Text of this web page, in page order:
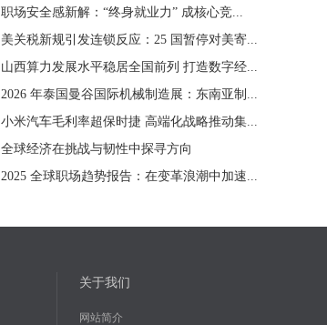
职场安全感新解：“终身就业力” 成核心竞...
美关税新规引发连锁反应：25 国暂停对美寄...
山西算力发展水平稳居全国前列 打造数字经...
2026 年泰国曼谷国际机械制造展：东南亚制...
小米汽车毛利率超保时捷 高端化战略推动集...
全球经济在挑战与韧性中探寻方向
2025 全球职场趋势报告：在变革浪潮中加速...
关于我们
网站简介